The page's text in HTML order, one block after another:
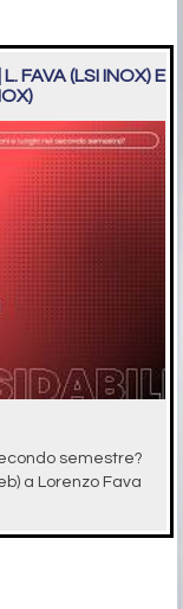
FAVA (LSI INOX) E
semestre?
a Lorenzo Fava